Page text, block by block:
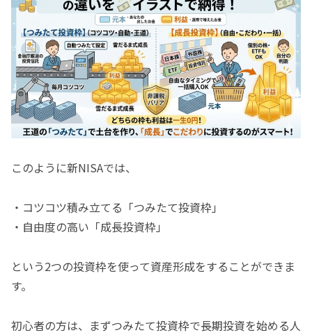
このように新NISAでは、
・コツコツ積み立てる「つみたて投資枠」
・自由度の高い「成長投資枠」
という2つの投資枠を使って資産形成をすることができま
す。
初心者の方は、まずつみたて投資枠で長期投資を始める人